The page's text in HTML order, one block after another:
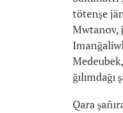
tötenşe
Mwtanov,
Qara